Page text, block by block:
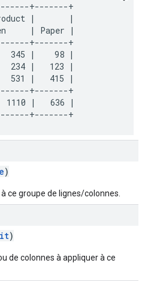
+-------+
|       |
| Paper |
+-------+
345 |    98 |
234 |   123 |
531 |   415 |
+-------+
|   636 |
)
ce groupe de lignes/colonnes.
)
de colonnes à appliquer à ce